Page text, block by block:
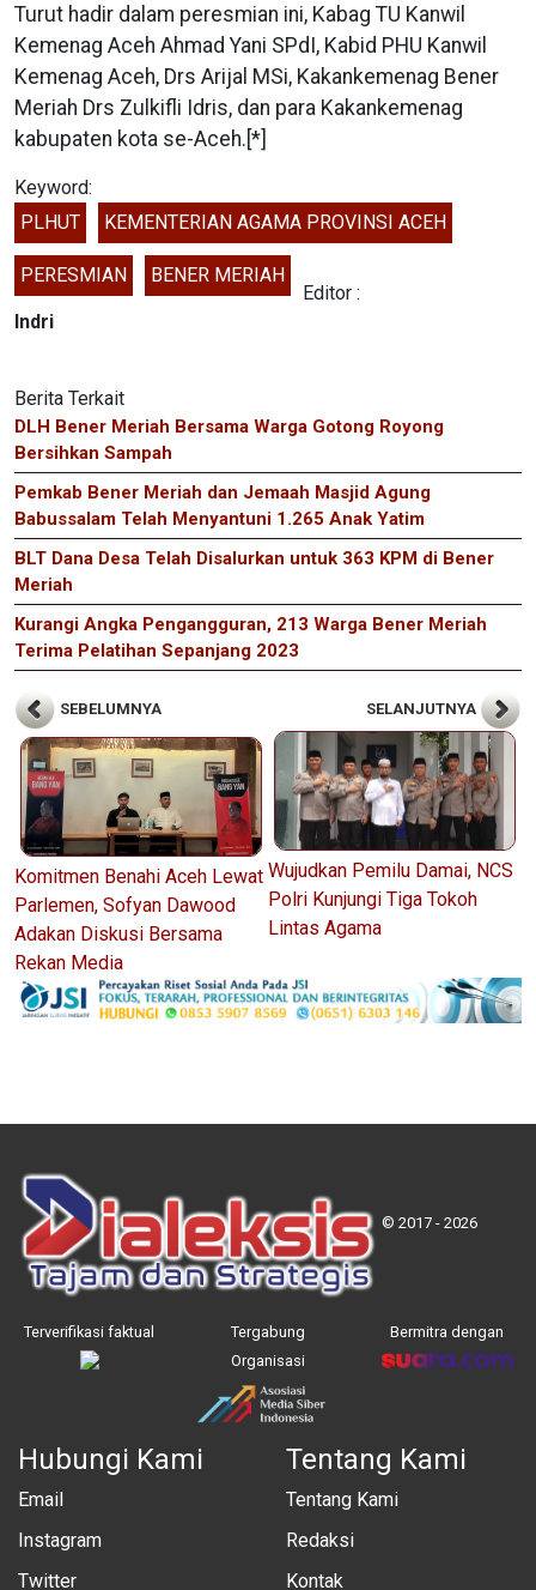
Turut hadir dalam peresmian ini, Kabag TU Kanwil
Kemenag Aceh Ahmad Yani SPdI, Kabid PHU Kanwil
Kemenag Aceh, Drs Arijal MSi, Kakankemenag Bener
Meriah Drs Zulkifli Idris, dan para Kakankemenag
kabupaten kota se-Aceh.[*]
Keyword:
PLHUT
KEMENTERIAN AGAMA PROVINSI ACEH
PERESMIAN BENER MERIAH
Editor :
Indri
Berita Terkait
DLH Bener Meriah Bersama Warga Gotong Royong
Bersihkan Sampah
Pemkab Bener Meriah dan Jemaah Masjid Agung
Babussalam Telah Menyantuni 1.265 Anak Yatim
BLT Dana Desa Telah Disalurkan untuk 363 KPM di Bener
Meriah
Kurangi Angka Pengangguran, 213 Warga Bener Meriah
Terima Pelatihan Sepanjang 2023
SEBELUMNYA
Komitmen Benahi Aceh Lewat
Parlemen, Sofyan Dawood
Adakan Diskusi Bersama
Rekan Media
SELANJUTNYA
Wujudkan Pemilu Damai, NCS
Polri Kunjungi Tiga Tokoh
Lintas Agama
© 2017 - 2026
Terverifikasi faktual
Tergabung
Organisasi
Bermitra dengan
Hubungi Kami
Email
Instagram
Twitter
Tentang Kami
Tentang Kami
Redaksi
Kontak